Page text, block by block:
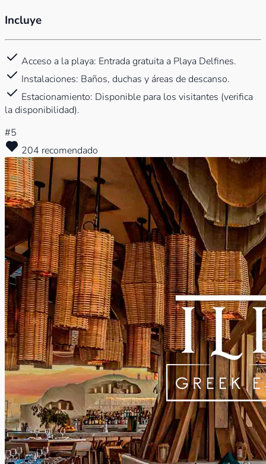
Incluye
Acceso a la playa: Entrada gratuita a Playa Delfines.
Instalaciones: Baños, duchas y áreas de descanso.
Estacionamiento: Disponible para los visitantes (verifica
la disponibilidad).
#5
204 recomendado